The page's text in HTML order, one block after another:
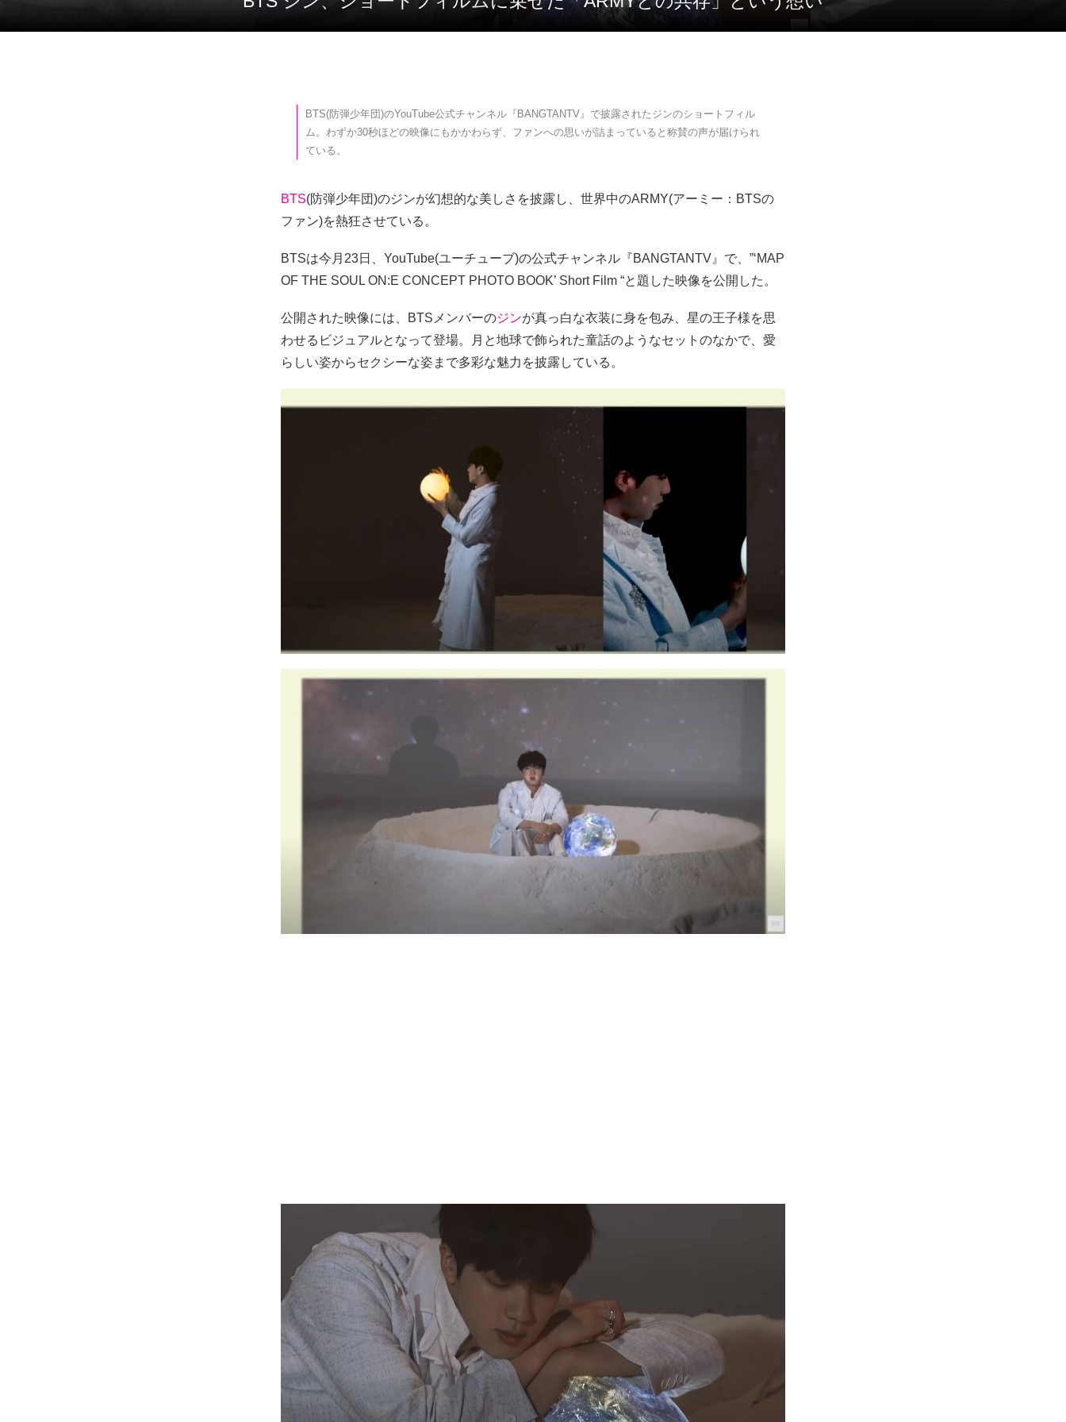
BTS(防弾少年団)のYouTube公式チャンネル『BANGTANTV』で披露されたジンのショートフィル
ム。わずか30秒ほどの映像にもかかわらず、ファンへの思いが詰まっていると称賛の声が届けられ
ている。
BTS(防弾少年団)のジンが幻想的な美しさを披露し、世界中のARMY(アーミー：BTSの
ファン)を熱狂させている。
BTSは今月23日、YouTube(ユーチューブ)の公式チャンネル『BANGTANTV』で、”‘MAP
OF THE SOUL ON:E CONCEPT PHOTO BOOK’ Short Film “と題した映像を公開した。
公開された映像には、BTSメンバーのジンが真っ白な衣装に身を包み、星の王子様を思
わせるビジュアルとなって登場。月と地球で飾られた童話のようなセットのなかで、愛
らしい姿からセクシーな姿まで多彩な魅力を披露している。